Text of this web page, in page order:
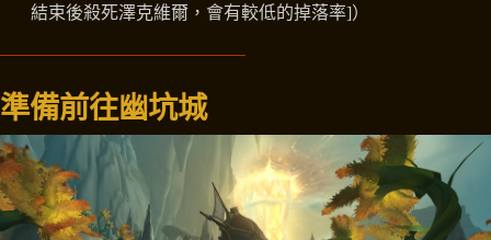
結束後殺死澤克維爾，會有較低的掉落率]）
準備前往幽坑城